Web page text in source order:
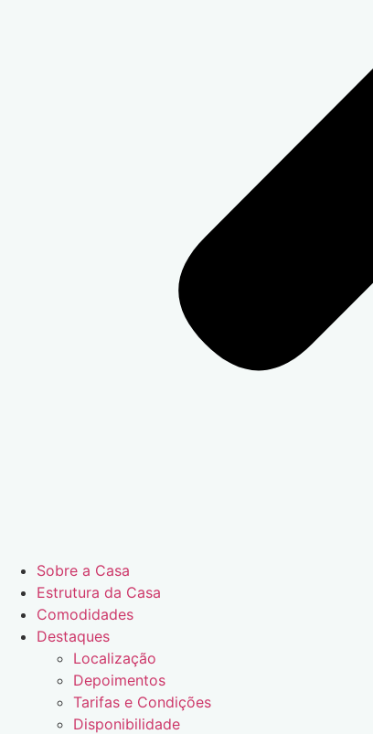
Sobre a Casa
Estrutura da Casa
Comodidades
Destaques
Localização
Depoimentos
Tarifas e Condições
Disponibilidade